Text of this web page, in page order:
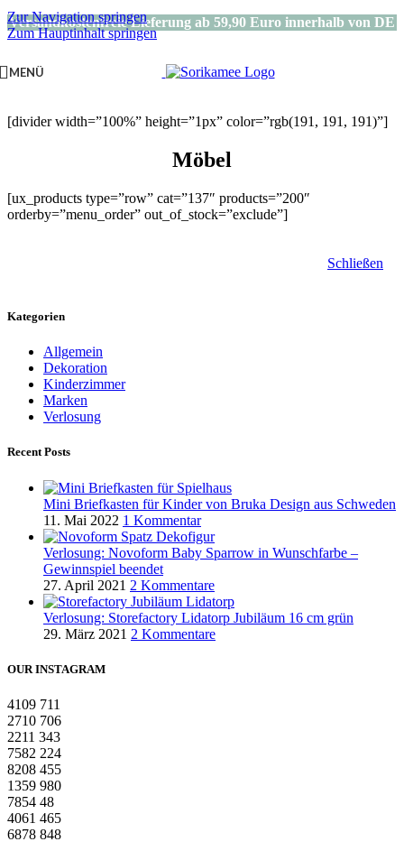
Zur Navigation springen
Zum Hauptinhalt springen
Versandkostenfreie Lieferung ab 59,90 Euro innerhalb von DE
MENÜ
[divider width=”100%” height=”1px” color=”rgb(191, 191, 191)”]
Möbel
[ux_products type=”row” cat=”137″ products=”200″
orderby=”menu_order” out_of_stock=”exclude”]
Schließen
Kategorien
Allgemein
Dekoration
Kinderzimmer
Marken
Verlosung
Recent Posts
Mini Briefkasten für Kinder von Bruka Design aus Schweden
11. Mai 2022 1 Kommentar
Verlosung: Novoform Baby Sparrow in Wunschfarbe –
Gewinnspiel beendet
27. April 2021 2 Kommentare
Verlosung: Storefactory Lidatorp Jubiläum 16 cm grün
29. März 2021 2 Kommentare
OUR INSTAGRAM
4109 711
2710 706
2211 343
7582 224
8208 455
1359 980
7854 48
4061 465
6878 848